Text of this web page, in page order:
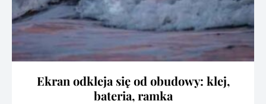
Ekran odkleja się od obudowy: klej,
bateria, ramka